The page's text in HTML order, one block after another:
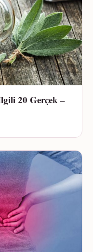
20 Gerçek –